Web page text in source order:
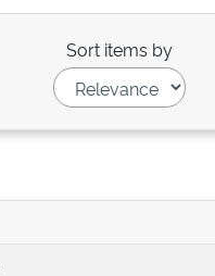
Sort items by